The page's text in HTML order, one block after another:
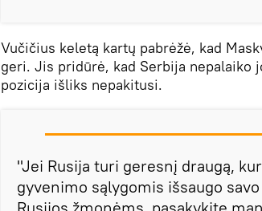
Vučičius keletą kartų pabrėžė, kad
geri. Jis pridūrė, kad Serbija nepalaiko
pozicija išliks nepakitusi.
"Jei Rusija turi geresnį draugą,
gyvenimo sąlygomis išsaugo